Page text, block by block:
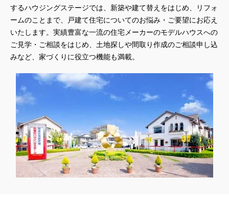
するハウジングステージでは、新築や建て替えをはじめ、リフォ
ームのことまで、戸建て住宅についてのお悩み・ご要望にお応え
いたします。実績豊富な一流の住宅メーカーのモデルハウスへの
ご見学・ご相談をはじめ、土地探しや間取り作成のご相談申し込
みなど、家づくりに役立つ機能も満載。